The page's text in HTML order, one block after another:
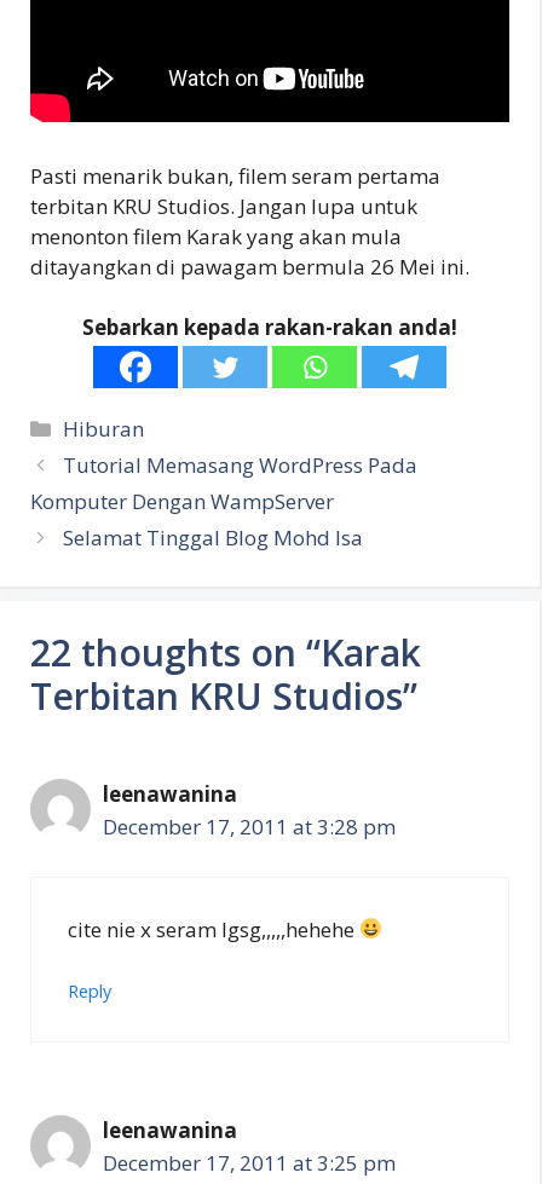
Pasti menarik bukan, filem seram pertama
terbitan KRU Studios. Jangan lupa untuk
menonton filem Karak yang akan mula
ditayangkan di pawagam bermula 26 Mei ini.
Sebarkan kepada rakan-rakan anda!
Categories
Hiburan
Tutorial Memasang WordPress Pada
Komputer Dengan WampServer
Selamat Tinggal Blog Mohd Isa
22 thoughts on “Karak
Terbitan KRU Studios”
leenawanina
December 17, 2011 at 3:28 pm
cite nie x seram lgsg,,,,,hehehe
Reply
leenawanina
December 17, 2011 at 3:25 pm